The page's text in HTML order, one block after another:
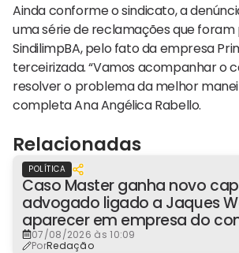
Ainda conforme o sindicato, a
uma série de reclamações que
SindilimpBA, pelo fato da empresa
terceirizada. “Vamos acompanhar o
resolver o problema da melhor
completa Ana Angélica Rabello.
Relacionadas
POLÍTICA
Caso Master ganha novo
advogado ligado a Jaques
aparecer em empresa do
07/08/2026 às 10:09
PorRedação